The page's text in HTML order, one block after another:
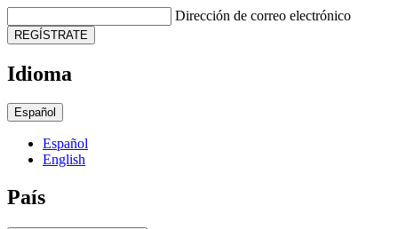
Dirección de correo electrónico
REGÍSTRATE
Idioma
Español
Español
English
País